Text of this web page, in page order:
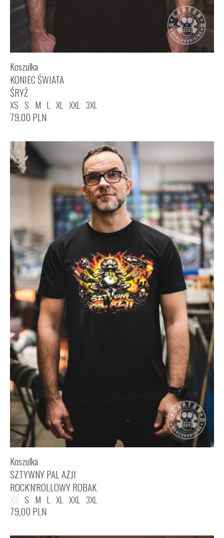
Koszulka
KONIEC ŚWIATA
ŚRYŻ
XS S M L XL XXL 3XL
79,00 PLN
Koszulka
SZTYWNY PAL AZJI
ROCK'N'ROLLOWY ROBAK
XS S M L XL XXL 3XL
79,00 PLN